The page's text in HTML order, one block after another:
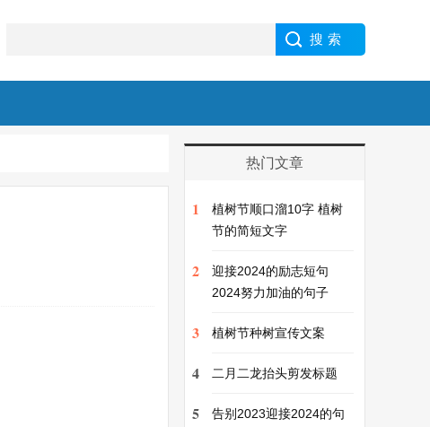
热门文章
1
植树节顺口溜10字 植树
节的简短文字
2
迎接2024的励志短句
2024努力加油的句子
3 植树节种树宣传文案
4 二月二龙抬头剪发标题
5
告别2023迎接2024的句